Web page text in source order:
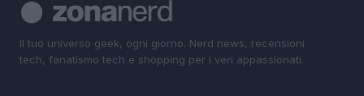
Il tuo universo geek, ogni giorno. Nerd news, recensioni
tech, fanatismo tech e shopping per i veri appassionati.